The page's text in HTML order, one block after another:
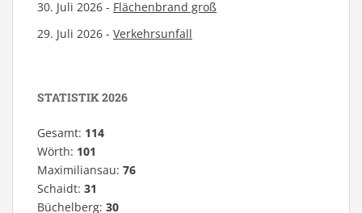
30. Juli 2026 - Flächenbrand groß
29. Juli 2026 - Verkehrsunfall
STATISTIK 2026
Gesamt: 114
Wörth: 101
Maximiliansau: 76
Schaidt: 31
Büchelberg: 30